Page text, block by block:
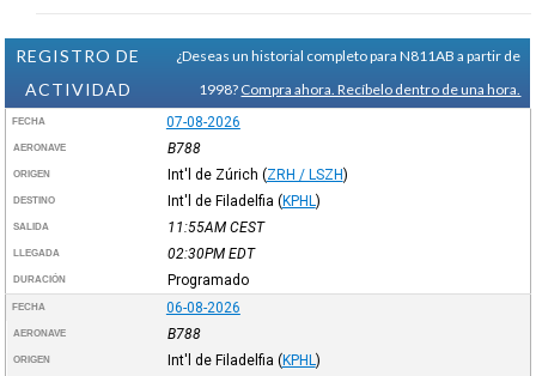
REGISTRO DE
ACTIVIDAD
¿Deseas un historial completo para N811AB a partir de
1998? Compra ahora. Recíbelo dentro de una hora.
FECHA 07-08-2026
AERONAVE B788
ORIGEN Int'l de Zúrich (ZRH / LSZH)
DESTINO Int'l de Filadelfia (KPHL )
SALIDA 11:55AM CEST
LLEGADA 02:30PM EDT
DURACIÓN Programado
FECHA 06-08-2026
AERONAVE B788
ORIGEN Int'l de Filadelfia (KPHL )